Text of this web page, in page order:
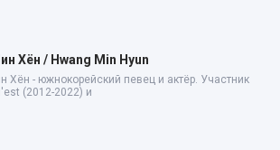
Хён / Hwang Min Hyun
Хён - южнокорейский певец и актёр. Участник
(2012-2022) и